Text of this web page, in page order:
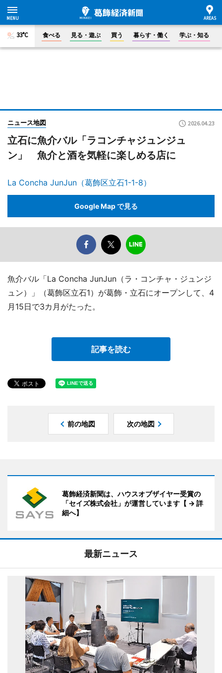
33°C 食べる 見る・遊ぶ 買う 暮らす・働く 学ぶ・知る
ニュース地図 2026.04.23
立石に魚介バル「ラコンチャジュンジュ
ン」 魚介と酒を気軽に楽しめる店に
La Concha JunJun（葛飾区立石1-1-8）
Google Map で見る
魚介バル「La Concha JunJun（ラ・コンチャ・ジュンジ
ュン）」（葛飾区立石1）が葛飾・立石にオープンして、4
月15日で3カ月がたった。
記事を読む
前の地図 次の地図
葛飾経済新聞は、ハウスオブザイヤー受賞の
「セイズ株式会社」が運営しています【 → 詳
細へ】
最新ニュース